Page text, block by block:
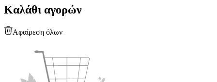
Καλάθι αγορών
Αφαίρεση όλων